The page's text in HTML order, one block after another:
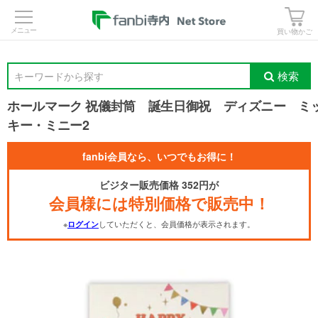
買い物かご
キーワードから探す 検索
ホールマーク 祝儀封筒 誕生日御祝 ディズニー ミ
キー・ミニー2
fanbi会員なら、いつでもお得に！
ビジター販売価格 352円が
会員様には特別価格で販売中！
※ログインしていただくと、会員価格が表示されます。